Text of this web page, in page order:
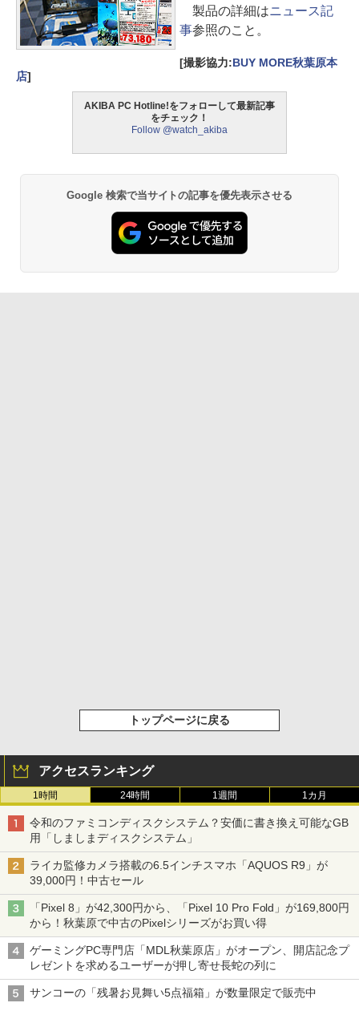
製品の詳細はニュース記
事参照のこと。
[撮影協力:BUY MORE秋葉原本
店]
AKIBA PC Hotline!をフォローして最新記事
をチェック！
Follow @watch_akiba
Google 検索で当サイトの記事を優先表示させる
トップページに戻る
アクセスランキング
1時間 24時間 1週間 1カ月
令和のファミコンディスクシステム？安価に書き換え可能なGB
用「しましまディスクシステム」
ライカ監修カメラ搭載の6.5インチスマホ「AQUOS R9」が
39,000円！中古セール
「Pixel 8」が42,300円から、「Pixel 10 Pro Fold」が169,800円
から！秋葉原で中古のPixelシリーズがお買い得
ゲーミングPC専門店「MDL秋葉原店」がオープン、開店記念プ
レゼントを求めるユーザーが押し寄せ長蛇の列に
サンコーの「残暑お見舞い5点福箱」が数量限定で販売中